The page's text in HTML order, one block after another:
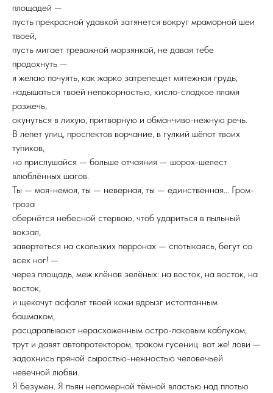
площадей —
пусть прекрасной удавкой затянется вокруг мраморной шеи
твоей,
пусть мигает тревожной морзянкой, не давая тебе
продохнуть —
я желаю почуять, как жарко затрепещет мятежная грудь,
надышаться твоей непокорностью, кисло-сладкое пламя
разжечь,
окунуться в лихую, притворную и обманчиво-нежную речь.
В лепет улиц, проспектов ворчание, в гулкий шёпот твоих
тупиков,
но прислушайся — больше отчаяния — шорох-шелест
влюблённых шагов.
Ты — моя-немоя, ты — неверная, ты — единственная… Гром-
гроза
обернётся небесной стервою, чтоб удариться в пыльный
вокзал,
завертеться на скользких перронах — спотыкаясь, бегут со
всех ног! —
через площадь, меж клёнов зелёных: на восток, на восток, на
восток,
и щекочут асфальт твоей кожи вдрызг истоптанным
башмаком,
расцарапывают нерасхоженным остро-лаковым каблуком,
трут и давят автопротектором, траком гусениц: вот же! лови —
задохнись пряной сыростью-нежностью человечьей
невечной любви.
Я безумен. Я пьян непомерной тёмной властью над плотью